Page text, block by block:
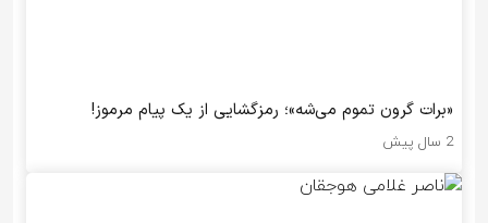
«برات گرون تموم می‌شه»؛ رمزگشایی از یک پیام مرموز!
2 سال پیش